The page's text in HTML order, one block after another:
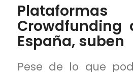
Crowdfunding
España, suben
Pese de lo que